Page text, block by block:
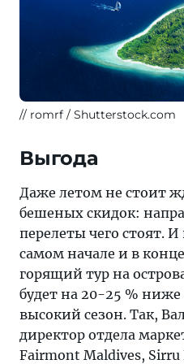
romrf / Shutterstock.com
Выгода
Даже летом не стоит
бешеных скидок:
перелеты чего стоят.
самом начале и в
горящий тур на
будет на 20-25 %
высокий сезон. Так,
директор отдела
Fairmont Maldives, Sirru